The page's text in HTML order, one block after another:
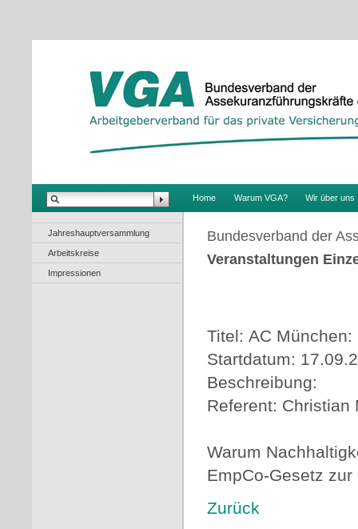
Home Warum VGA? Wir über uns
Jahreshauptversammlung
Arbeitskreise
Impressionen
Bundesverband der
Veranstaltungen
Titel: AC
Startdatum:
Beschreibung:
Referent:
Warum
EmpCo-Gesetz
Zurück